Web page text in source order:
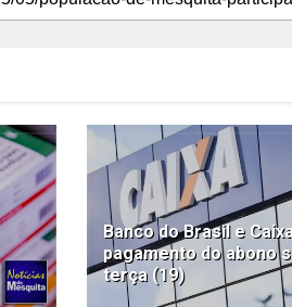
Banco do Brasil e
pagamento do abono
terça (19)